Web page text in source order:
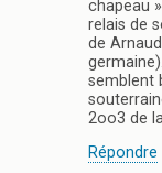
chapeau
relais de
de
semblent
2oo3 de
Répondre